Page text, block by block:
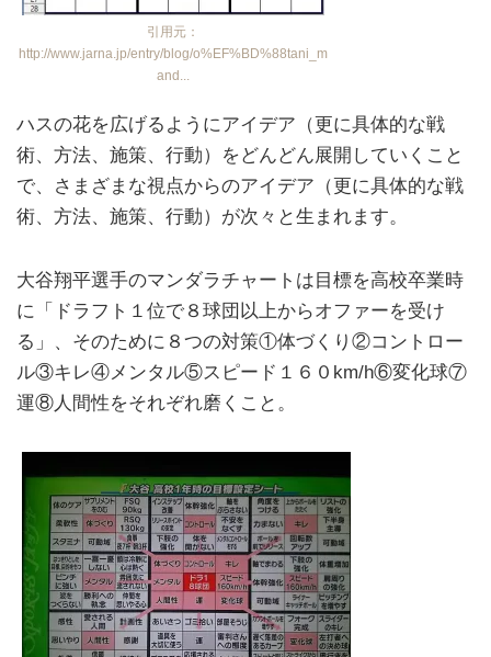
引用元：
http://www.jarna.jp/entry/blog/o%EF%BD%88tani_m
and...
ハスの花を広げるようにアイデア（更に具体的な戦
術、方法、施策、行動）をどんどん展開していくこと
で、さまざまな視点からのアイデア（更に具体的な戦
術、方法、施策、行動）が次々と生まれます。
大谷翔平選手のマンダラチャートは目標を高校卒業時
に「ドラフト１位で８球団以上からオファーを受け
る」、そのために８つの対策①体づくり②コントロー
ル③キレ④メンタル⑤スピード１６０km/h⑥変化球⑦
運⑧人間性をそれぞれ磨くこと。